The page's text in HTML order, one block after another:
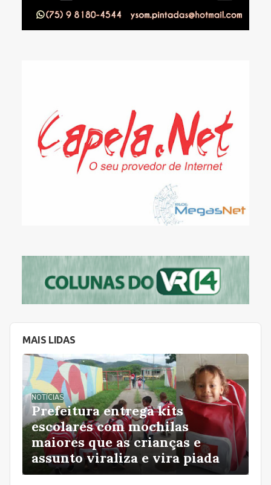
MAIS LIDAS
NOTÍCIAS
Prefeitura entrega kits
escolares com mochilas
maiores que as crianças e
assunto viraliza e vira piada